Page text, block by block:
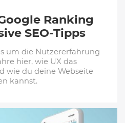
Ranking
SEO-Tipps
um die Nutzererfahrung
hier, wie UX das
wie du deine Webseite
kannst.